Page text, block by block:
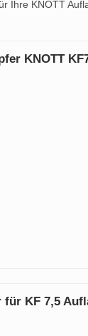
Ihre KNOTT
KNOTT
für KF 7,5